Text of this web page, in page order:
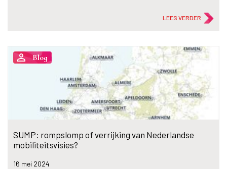
LEES VERDER
person_outline Blog
SUMP: rompslomp of verrijking van Nederlandse
mobiliteitsvisies?
16 mei 2024